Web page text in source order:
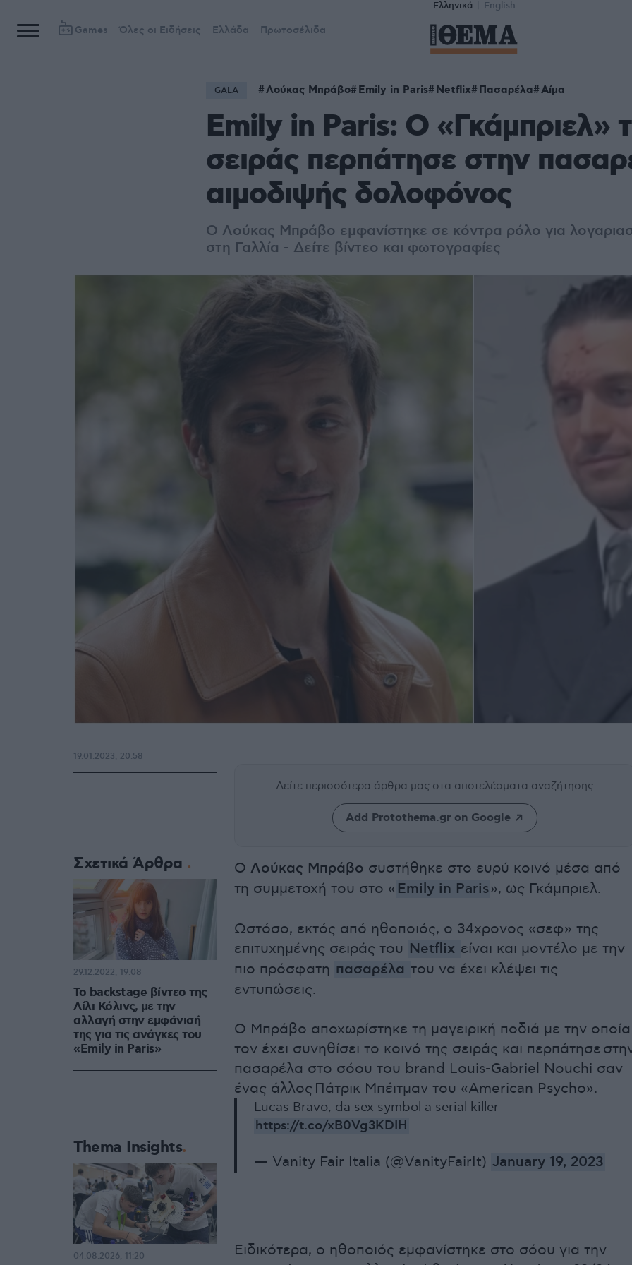
Ελληνικά English
Games Όλες οι Ειδήσεις Ελλάδα Πρωτοσέλιδα
GALA Λούκας Μπράβο Emily in Paris Netflix Πασαρέλα Αίμα
Emily in Paris: Ο «Γκάμπριελ»
σειράς περπάτησε στην
αιμοδιψής δολοφόνος
Ο Λούκας Μπράβο εμφανίστηκε σε κόντρα ρόλο για
στη Γαλλία - Δείτε βίντεο και φωτογραφίες
Δείτε περισσότερα άρθρα μας στα αποτελέσματα αναζήτησης
Add Protothema.gr on Google
Ο Λούκας Μπράβο συστήθηκε στο ευρύ κοινό μέσα από
τη συμμετοχή του στο « Emily in Paris», ως Γκάμπριελ.
Ωστόσο, εκτός από ηθοποιός, ο 34χρονος «σεφ» της
επιτυχημένης σειράς του Netflix είναι και μοντέλο με την
πιο πρόσφατη πασαρέλα του να έχει κλέψει τις
εντυπώσεις.
Ο Μπράβο αποχωρίστηκε τη μαγειρική ποδιά με την οποία
τον έχει συνηθίσει το κοινό της σειράς και περπάτησε
πασαρέλα στο σόου του brand Louis-Gabriel Nouchi σαν
ένας άλλος Πάτρικ Μπέιτμαν του «American Psycho».
Lucas Bravo, da sex symbol a serial killer
https://t.co/xB0Vg3KDIH
— Vanity Fair Italia (@VanityFairIt) January 19, 2023
Ειδικότερα, ο ηθοποιός εμφανίστηκε στο σόου για την
19.01.2023, 20:58
Σχετικά Άρθρα
Το backstage βίντεο της
Λίλι Κόλινς, με την
αλλαγή στην εμφάνισή
της για τις ανάγκες του
«Emily in Paris»
29.12.2022, 19:08
Thema Insights
04.08.2026, 11:20